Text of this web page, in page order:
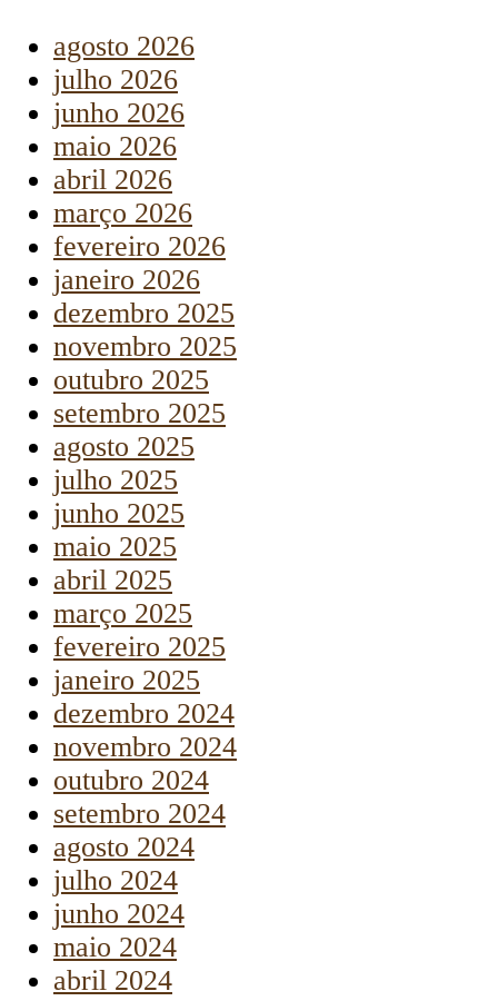
agosto 2026
julho 2026
junho 2026
maio 2026
abril 2026
março 2026
fevereiro 2026
janeiro 2026
dezembro 2025
novembro 2025
outubro 2025
setembro 2025
agosto 2025
julho 2025
junho 2025
maio 2025
abril 2025
março 2025
fevereiro 2025
janeiro 2025
dezembro 2024
novembro 2024
outubro 2024
setembro 2024
agosto 2024
julho 2024
junho 2024
maio 2024
abril 2024